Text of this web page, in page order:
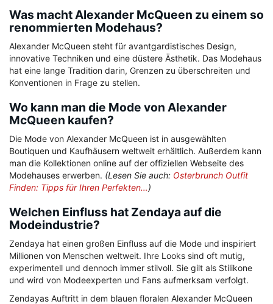
Was macht Alexander McQueen zu einem so
renommierten Modehaus?
Alexander McQueen steht für avantgardistisches Design,
innovative Techniken und eine düstere Ästhetik. Das Modehaus
hat eine lange Tradition darin, Grenzen zu überschreiten und
Konventionen in Frage zu stellen.
Wo kann man die Mode von Alexander
McQueen kaufen?
Die Mode von Alexander McQueen ist in ausgewählten
Boutiquen und Kaufhäusern weltweit erhältlich. Außerdem kann
man die Kollektionen online auf der offiziellen Webseite des
Modehauses erwerben. (Lesen Sie auch: Osterbrunch Outfit
Finden: Tipps für Ihren Perfekten…)
Welchen Einfluss hat Zendaya auf die
Modeindustrie?
Zendaya hat einen großen Einfluss auf die Mode und inspiriert
Millionen von Menschen weltweit. Ihre Looks sind oft mutig,
experimentell und dennoch immer stilvoll. Sie gilt als Stilikone
und wird von Modeexperten und Fans aufmerksam verfolgt.
Zendayas Auftritt in dem blauen floralen Alexander McQueen